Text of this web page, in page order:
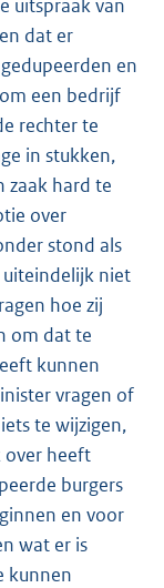
uitspraak van
dat er
en
een bedrijf
rechter te
in stukken,
zaak hard te
over
stond als
niet
hoe zij
om dat te
kunnen
vragen of
te wijzigen,
over heeft
burgers
en voor
wat er is
kunnen